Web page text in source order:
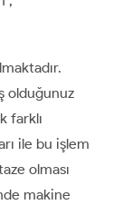
olduğunuz
farklı
ile bu işlem
olması
makine